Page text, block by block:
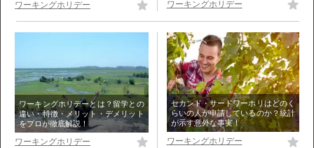
ワーキングホリデー ワーキングホリデー
ワーキングホリデーとは？留学との
違い・特徴・メリット・デメリット
をプロが徹底解説！
ワーキングホリデー
セカンド・サードワーホリはどのく
らいの人が申請しているのか？統計
が示す意外な事実！
ワーキングホリデー